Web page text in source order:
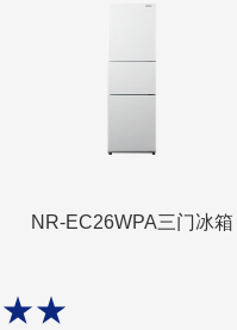
NR-EC26WPA三门冰箱